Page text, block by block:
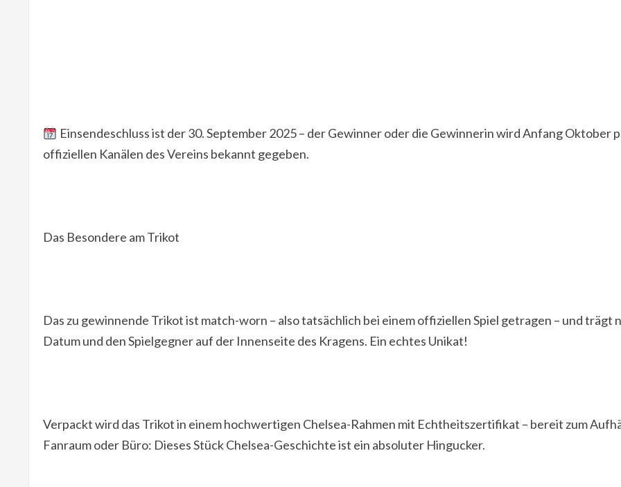
Einsendeschluss ist der 30. September 2025 – der Gewinner oder die Gewinnerin wird Anfang Oktober
offiziellen Kanälen des Vereins bekannt gegeben.
Das Besondere am Trikot
Das zu gewinnende Trikot ist match-worn – also tatsächlich bei einem offiziellen Spiel getragen – und
Datum und den Spielgegner auf der Innenseite des Kragens. Ein echtes Unikat!
Verpackt wird das Trikot in einem hochwertigen Chelsea-Rahmen mit Echtheitszertifikat – bereit zum
Fanraum oder Büro: Dieses Stück Chelsea-Geschichte ist ein absoluter Hingucker.